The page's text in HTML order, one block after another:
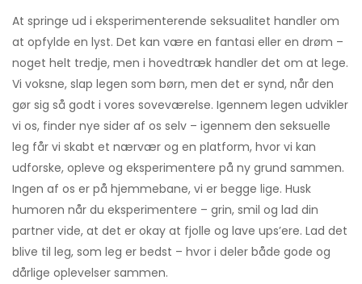
At springe ud i eksperimenterende seksualitet handler om
at opfylde en lyst. Det kan være en fantasi eller en drøm –
noget helt tredje, men i hovedtræk handler det om at lege.
Vi voksne, slap legen som børn, men det er synd, når den
gør sig så godt i vores soveværelse. Igennem legen udvikler
vi os, finder nye sider af os selv – igennem den seksuelle
leg får vi skabt et nærvær og en platform, hvor vi kan
udforske, opleve og eksperimentere på ny grund sammen.
Ingen af os er på hjemmebane, vi er begge lige. Husk
humoren når du eksperimentere – grin, smil og lad din
partner vide, at det er okay at fjolle og lave ups’ere. Lad det
blive til leg, som leg er bedst – hvor i deler både gode og
dårlige oplevelser sammen.